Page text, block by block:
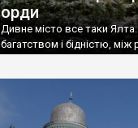
орди
Дивне місто все таки
багатством і бідністю,